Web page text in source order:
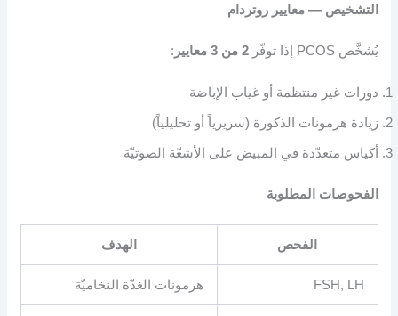
التشخيص — معايير روتردام
يُشخَّص PCOS إذا توفّر 2 من 3 معايير :
دورات غير منتظمة أو غياب الإباضة
زيادة هرمونات الذكورة (سريرياً أو تحليلياً)
أكياس متعدّدة في المبيض على الأشعّة الصوتيّة
الفحوصات المطلوبة
الفحص الهدف
FSH, LH هرمونات الغدّة النخاميّة